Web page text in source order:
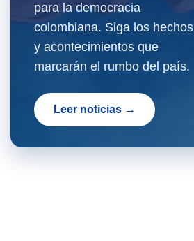
para la democracia
colombiana. Siga los hechos
y acontecimientos que
marcarán el rumbo del país.
Leer noticias →